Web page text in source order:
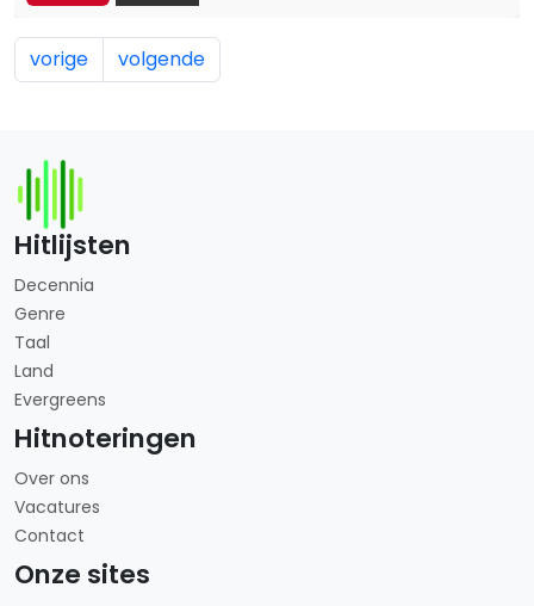
vorige volgende
Hitlijsten
Decennia
Genre
Taal
Land
Evergreens
Hitnoteringen
Over ons
Vacatures
Contact
Onze sites